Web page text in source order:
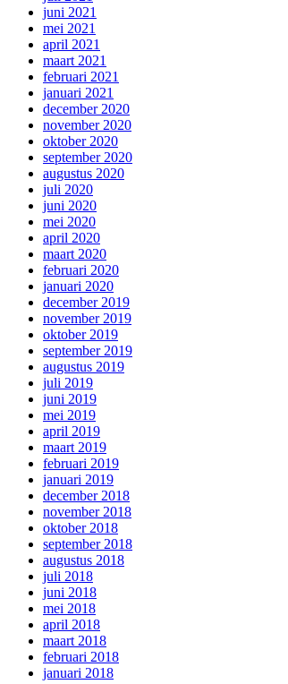
juni 2021
mei 2021
april 2021
maart 2021
februari 2021
januari 2021
december 2020
november 2020
oktober 2020
september 2020
augustus 2020
juli 2020
juni 2020
mei 2020
april 2020
maart 2020
februari 2020
januari 2020
december 2019
november 2019
oktober 2019
september 2019
augustus 2019
juli 2019
juni 2019
mei 2019
april 2019
maart 2019
februari 2019
januari 2019
december 2018
november 2018
oktober 2018
september 2018
augustus 2018
juli 2018
juni 2018
mei 2018
april 2018
maart 2018
februari 2018
januari 2018